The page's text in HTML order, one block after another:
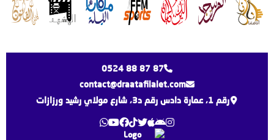
0524 88 87 87
contact@draatafilalet.com
رقم 1، عمارة دادس رقم د3، شارع مولاي رشيد ورزازات